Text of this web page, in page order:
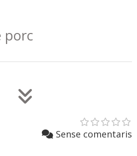
porc
Sense comentaris